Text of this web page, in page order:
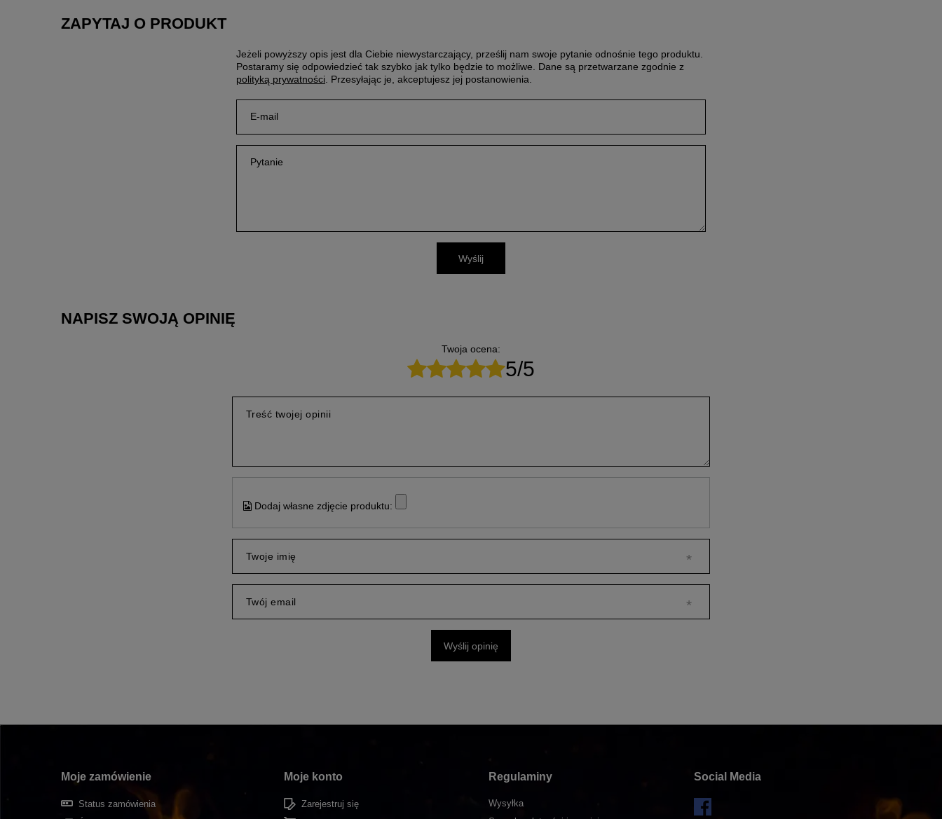
ZAPYTAJ O PRODUKT
Jeżeli powyższy opis jest dla Ciebie niewystarczający, prześlij nam swoje pytanie odnośnie tego produktu.
Postaramy się odpowiedzieć tak szybko jak tylko będzie to możliwe. Dane są przetwarzane zgodnie z
polityką prywatności . Przesyłając je, akceptujesz jej postanowienia.
E-mail
Pytanie
Wyślij
NAPISZ SWOJĄ OPINIĘ
Twoja ocena:
5/5
Treść twojej opinii
Dodaj własne zdjęcie produktu:
Twoje imię
Twój email
Wyślij opinię
Moje zamówienie
Status zamówienia
Moje konto
Zarejestruj się
Regulaminy
Wysyłka
Social Media